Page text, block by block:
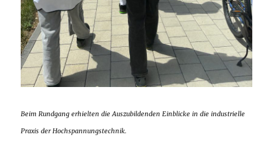
Beim Rundgang erhielten die Auszubildenden Einblicke in die industrielle
Praxis der Hochspannungstechnik.